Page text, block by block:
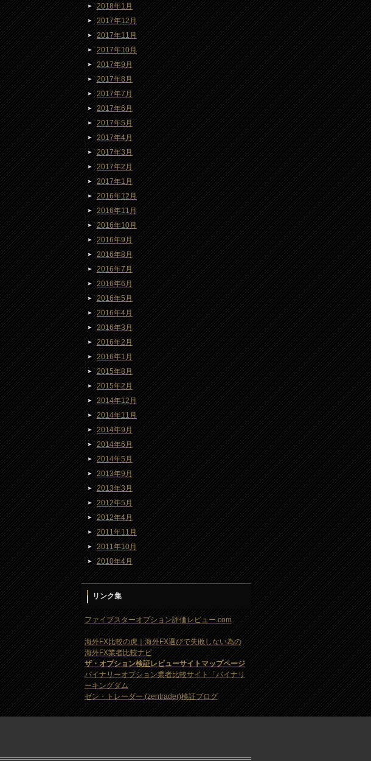
2018年1月
2017年12月
2017年11月
2017年10月
2017年9月
2017年8月
2017年7月
2017年6月
2017年5月
2017年4月
2017年3月
2017年2月
2017年1月
2016年12月
2016年11月
2016年10月
2016年9月
2016年8月
2016年7月
2016年6月
2016年5月
2016年4月
2016年3月
2016年2月
2016年1月
2015年8月
2015年2月
2014年12月
2014年11月
2014年9月
2014年6月
2014年5月
2013年9月
2013年3月
2012年5月
2012年4月
2011年11月
2011年10月
2010年4月
リンク集
ファイブスターオプション評価レビュー.com
海外FX比較の虎｜海外FX選びで失敗しない為の
海外FX業者比較ナビ
ザ・オプション検証レビューサイトマップページ
バイナリーオプション業者比較サイト「バイナリ
ーキングダム
ゼン・トレーダー (zentrader)検証ブログ